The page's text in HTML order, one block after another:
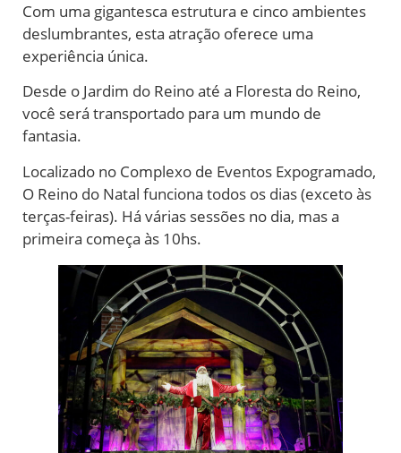
Com uma gigantesca estrutura e cinco ambientes
deslumbrantes, esta atração oferece uma
experiência única.
Desde o Jardim do Reino até a Floresta do Reino,
você será transportado para um mundo de
fantasia.
Localizado no Complexo de Eventos Expogramado,
O Reino do Natal funciona todos os dias (exceto às
terças-feiras). Há várias sessões no dia, mas a
primeira começa às 10hs.